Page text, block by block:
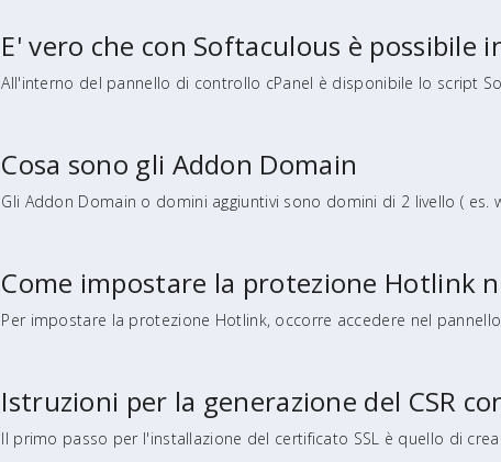
E' vero che con Softaculous è possibile
All'interno del pannello di controllo cPanel è disponibile lo script
Cosa sono gli Addon Domain
Gli Addon Domain o domini aggiuntivi sono domini di 2 livello ( es.
Come impostare la protezione Hotlink
Per impostare la protezione Hotlink, occorre accedere nel
Istruzioni per la generazione del CSR
Il primo passo per l'installazione del certificato SSL è quello di